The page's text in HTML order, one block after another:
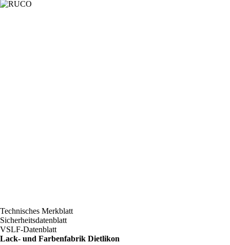
Technisches Merkblatt
Sicherheitsdatenblatt
VSLF-Datenblatt
Lack- und Farbenfabrik Dietlikon